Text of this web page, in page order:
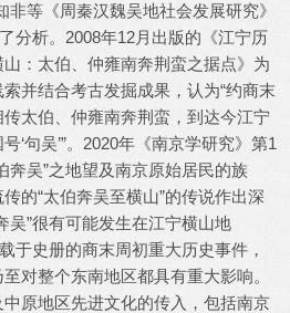
非等《周秦汉魏吴地社会发展研究》
分析。2008年12月出版的《江宁历
：太伯、仲雍南奔荆蛮之据点》为
并结合考古发掘成果，认为“约商末
太伯、仲雍南奔荆蛮，到达今江宁
‘句吴’”。2020年《南京学研究》第1
奔吴”之地望及南京原始居民的族
的“太伯奔吴至横山”的传说作出深
吴”很有可能发生在江宁横山地
于史册的商末周初重大历史事件，
对整个东南地区都具有重大影响。
原地区先进文化的传入，包括南京